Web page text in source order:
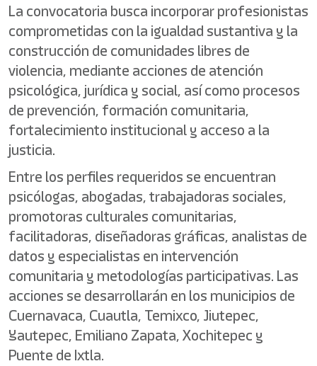
La convocatoria busca incorporar profesionistas
comprometidas con la igualdad sustantiva y la
construcción de comunidades libres de
violencia, mediante acciones de atención
psicológica, jurídica y social, así como procesos
de prevención, formación comunitaria,
fortalecimiento institucional y acceso a la
justicia.
Entre los perfiles requeridos se encuentran
psicólogas, abogadas, trabajadoras sociales,
promotoras culturales comunitarias,
facilitadoras, diseñadoras gráficas, analistas de
datos y especialistas en intervención
comunitaria y metodologías participativas. Las
acciones se desarrollarán en los municipios de
Cuernavaca, Cuautla, Temixco, Jiutepec,
Yautepec, Emiliano Zapata, Xochitepec y
Puente de Ixtla.